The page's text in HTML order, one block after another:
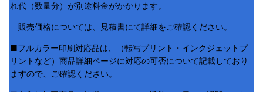
れ代（数量分）が別途料金がかかります。
販売価格については、見積書にて詳細をご確認ください。
■フルカラー印刷対応品は、（転写プリント・インクジェットプ
リントなど）商品詳細ページに対応の可否について記載しており
ますので、ご確認ください。